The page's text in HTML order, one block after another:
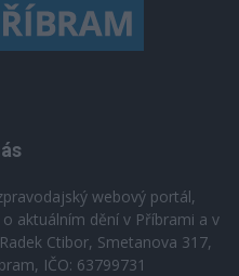
webový portál,
aktuálním dění v Příbrami a v
Ctibor, Smetanova 317,
IČO: 63799731